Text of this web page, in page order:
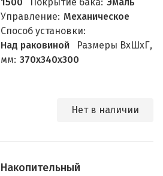
Управление: Механическое
Способ установки:
Над раковиной
Размеры ВхШхГ,
мм: 370х340х300
Нет в наличии
Накопительный